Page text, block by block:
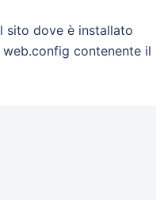
sito dove è installato
contenente il